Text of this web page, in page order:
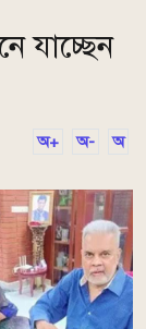
যাচ্ছেন
অ+ অ- অ